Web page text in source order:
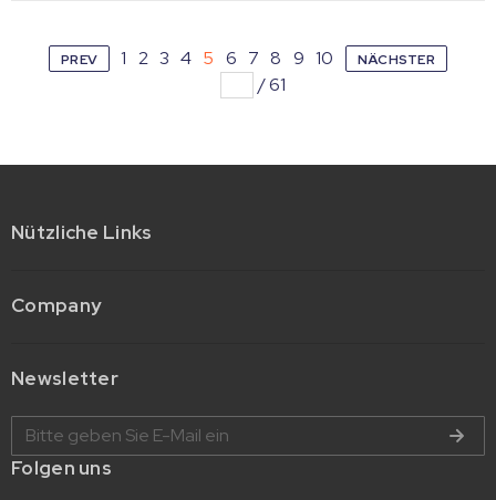
PREV 1 2 3 4 5 6 7 8 9 10 NÄCHSTER
/61
Nützliche Links
Company
Newsletter
Folgen uns